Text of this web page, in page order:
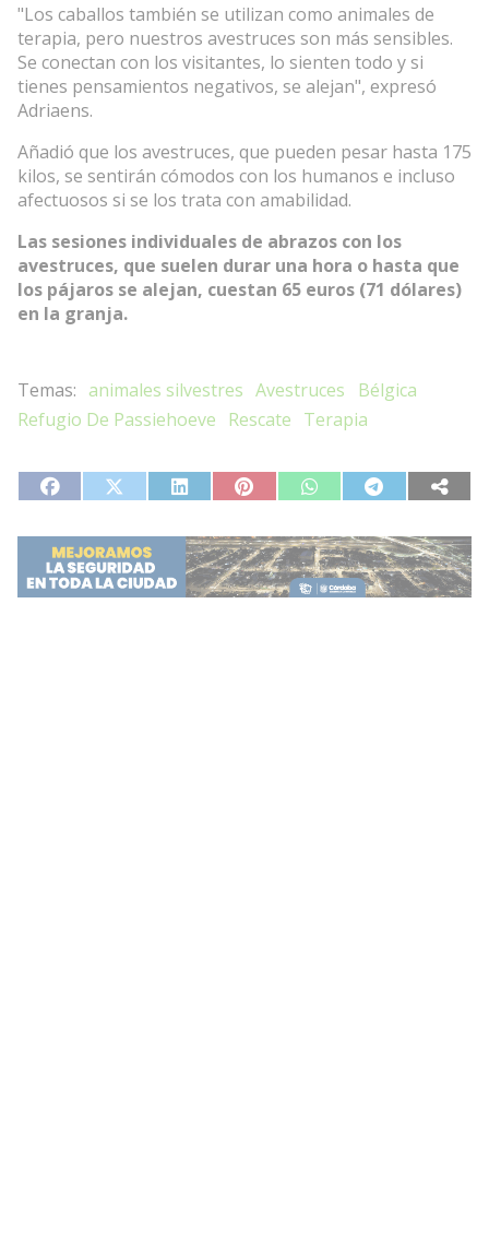
"Los caballos también se utilizan como animales de
terapia, pero nuestros avestruces son más sensibles.
Se conectan con los visitantes, lo sienten todo y si
tienes pensamientos negativos, se alejan", expresó
Adriaens.
Añadió que los avestruces, que pueden pesar hasta 175
kilos, se sentirán cómodos con los humanos e incluso
afectuosos si se los trata con amabilidad.
Las sesiones individuales de abrazos con los
avestruces, que suelen durar una hora o hasta que
los pájaros se alejan, cuestan 65 euros (71 dólares)
en la granja.
animales silvestres Avestruces
Bélgica
Refugio De Passiehoeve Rescate Terapia